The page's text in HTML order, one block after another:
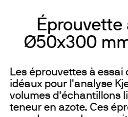
Éprouvette
Ø50x300
Les éprouvettes à essai
idéaux pour l'analyse
volumes d'échantillons
teneur en azote. Ces